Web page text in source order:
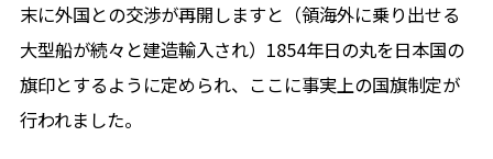
末に外国との交渉が再開しますと（領海外に乗り出せる
大型船が続々と建造輸入され）1854年日の丸を日本国の
旗印とするように定められ、ここに事実上の国旗制定が
行われました。